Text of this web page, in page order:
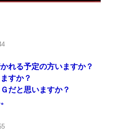
れる予定の方いますか？
すか？
だと思いますか？